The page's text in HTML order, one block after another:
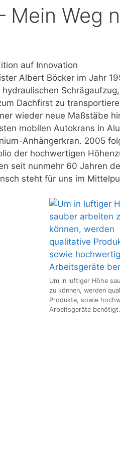
Mein Weg
auf Innovation
Albert Böcker im Jahr
Dachfirst zu
wieder neue Maßstäbe
mobilen Autokrans in
Anhängerkran. 2005
der hochwertigen
seit nunmehr 60 Jahren
steht für uns im
Um in luftiger Höhe
zu können, werden
Produkte, sowie
Arbeitsgeräte benötigt.